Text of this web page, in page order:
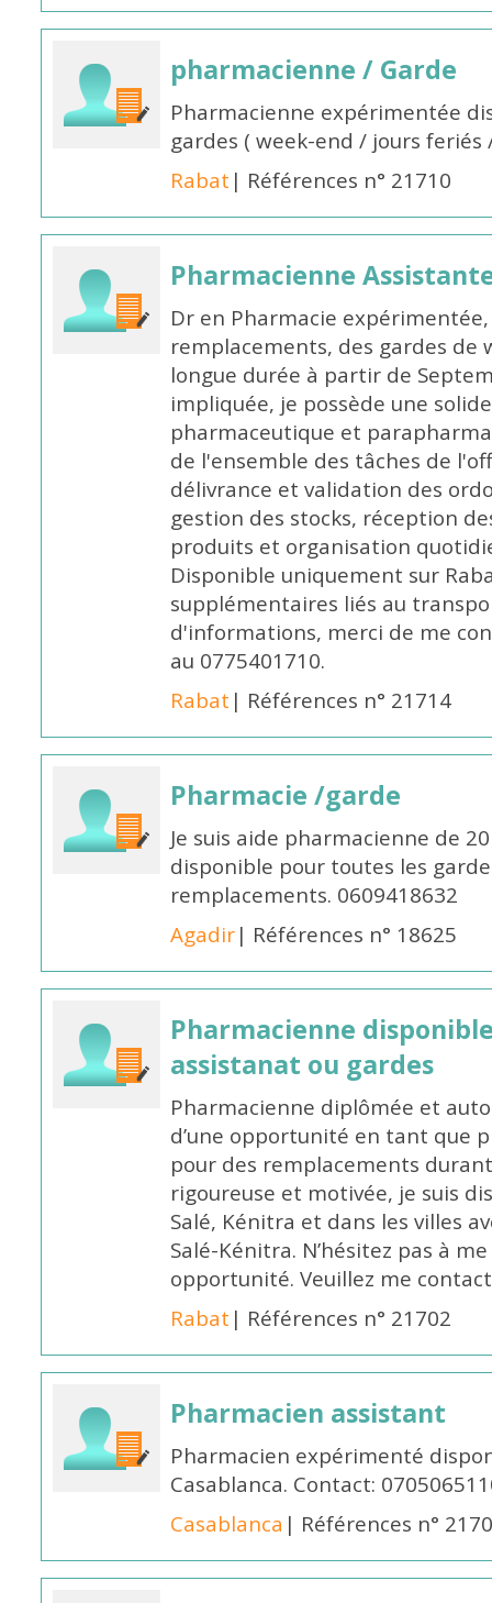
pharmacienne / Garde
Pharmacienne expérimentée
gardes ( week-end / jours
Rabat | Références n° 21710
Pharmacienne
Dr en Pharmacie
remplacements, des gardes de
longue durée à partir de
impliquée, je possède une
pharmaceutique et
de l'ensemble des tâches de
délivrance et validation des
gestion des stocks, réception
produits et organisation
Disponible uniquement sur
supplémentaires liés au
d'informations, merci de me
au 0775401710.
Rabat | Références n° 21714
Pharmacie /garde
Je suis aide pharmacienne de
disponible pour toutes les
remplacements. 0609418632
Agadir| Références n° 18625
Pharmacienne
assistanat ou gardes
Pharmacienne diplômée et
d’une opportunité en tant que
pour des remplacements
rigoureuse et motivée, je suis
Salé, Kénitra et dans les villes
Salé-Kénitra. N’hésitez pas à
opportunité. Veuillez me
Rabat | Références n° 21702
Pharmacien assistant
Pharmacien expérimenté
Casablanca. Contact:
Casablanca | Références n°